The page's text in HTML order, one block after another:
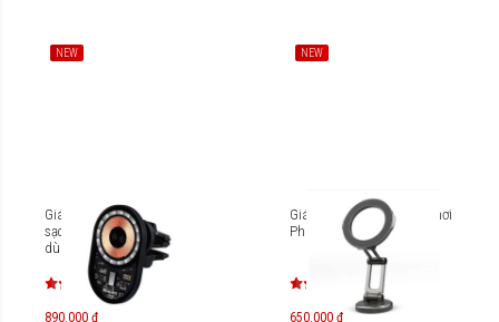
NEW
Giá đỡ điện thoại tích hợp
sạc không dây Magnetic
dùng trên ô tô Philips
Magnetic Wireless Charger
Car Mount DLP9719
890.000 đ
NEW
Giá đỡ điện thoại trên xe hơi
Philips DLK2415MB
650.000 đ